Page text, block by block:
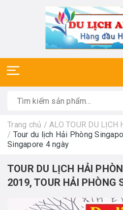
Trang chủ / ALO TOUR DU LỊCH
/ Tour du lịch Hải Phòng
Singapore 4 ngày
TOUR DU LỊCH HẢI
2019, TOUR HẢI PHÒNG